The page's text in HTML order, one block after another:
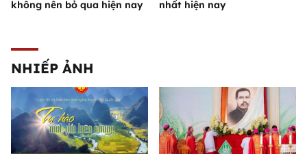
không nên bỏ qua hiện nay
nhất hiện nay
NHIẾP ẢNH